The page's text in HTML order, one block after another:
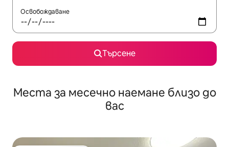
Освобождаване
Търсене
Места за месечно наемане близо до
вас